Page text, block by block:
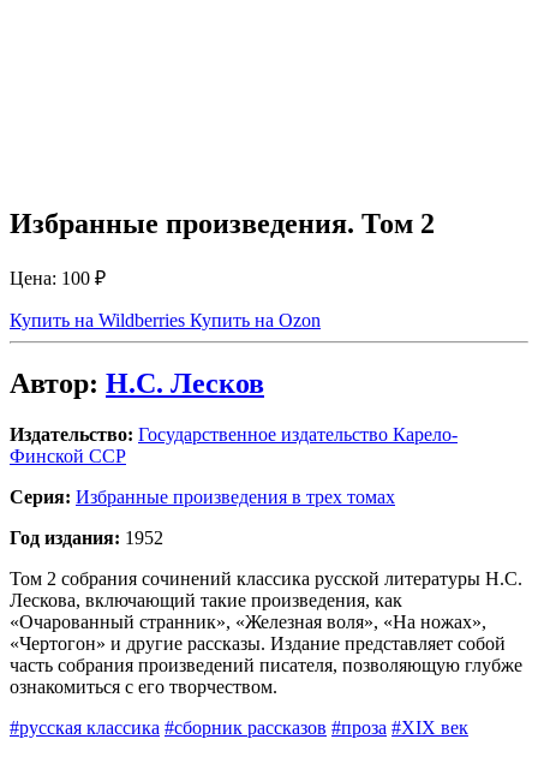
Избранные произведения. Том 2
Цена: 100 ₽
Купить на Wildberries Купить на Ozon
Автор: Н.С. Лесков
Издательство: Государственное издательство Карело-
Финской ССР
Серия: Избранные произведения в трех томах
Год издания: 1952
Том 2 собрания сочинений классика русской литературы Н.С.
Лескова, включающий такие произведения, как
«Очарованный странник», «Железная воля», «На ножах»,
«Чертогон» и другие рассказы. Издание представляет собой
часть собрания произведений писателя, позволяющую глубже
ознакомиться с его творчеством.
#русская классика #сборник рассказов #проза #XIX век